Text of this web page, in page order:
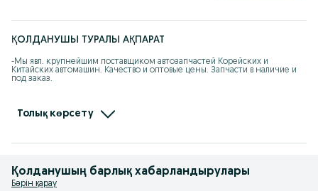
ҚОЛДАНУШЫ ТУРАЛЫ АҚПАРАТ
-Мы явл. крупнейшим поставщиком автозапчастей Корейских и
Китайских автомашин. Качество и оптовые цены. Запчасти в наличие и
под заказ.
- Действует покупка в рассрочку.
Толық көрсету
Қолданушың барлық хабарландырулары
Бәрін қарау